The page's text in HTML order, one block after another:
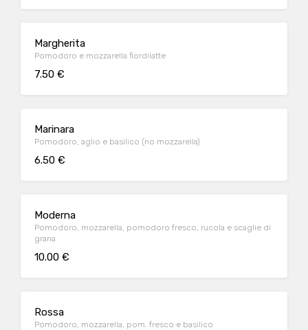
Margherita
Pomodoro e mozzarella fiordilatte
7.50 €
Marinara
Pomodoro, aglio e basilico (no mozzarella)
6.50 €
Moderna
Pomodoro, mozzarella, pomodoro fresco, rucola e scaglie di
grana
10.00 €
Rossa
Pomodoro, mozzarella, pom. fresco e basilico